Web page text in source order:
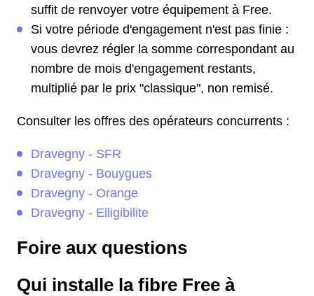
suffit de renvoyer votre équipement à Free.
Si votre période d'engagement n'est pas finie :
vous devrez régler la somme correspondant au
nombre de mois d'engagement restants,
multiplié par le prix "classique", non remisé.
Consulter les offres des opérateurs concurrents :
Dravegny - SFR
Dravegny - Bouygues
Dravegny - Orange
Dravegny - Elligibilite
Foire aux questions
Qui installe la fibre Free à